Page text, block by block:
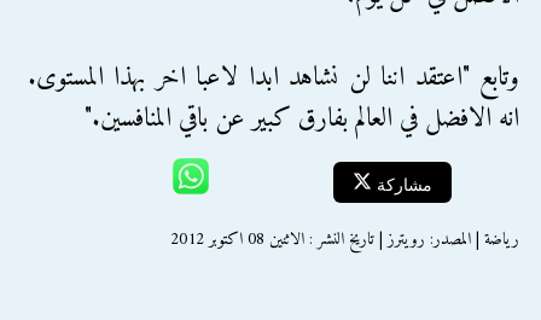
وتابع "اعتقد اننا لن نشاهد ابدا لاعبا اخر بهذا المستوى.
انه الافضل في العالم بفارق كبير عن باقي المنافسين."
مشاركة
رياضة | المصدر: رويترز | تاريخ النشر : الاثنين 08 اكتوبر 2012